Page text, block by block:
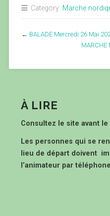
Category: Marche
← BALADE Mercredi 26 Mai
MARCHE
À LIRE
Consultez le site avant le
Les personnes qui se
lieu de départ doivent
l’animateur par